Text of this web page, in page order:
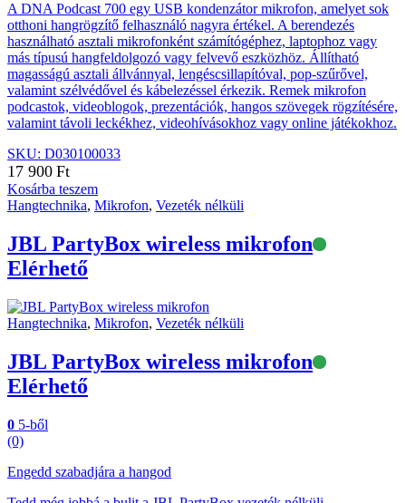
A DNA Podcast 700 egy USB kondenzátor mikrofon, amelyet sok
otthoni hangrögzítő felhasználó nagyra értékel. A berendezés
használható asztali mikrofonként számítógéphez, laptophoz vagy
más típusú hangfeldolgozó vagy felvevő eszközhöz. Állítható
magasságú asztali állvánnyal, lengéscsillapítóval, pop-szűrővel,
valamint szélvédővel és kábelezéssel érkezik. Remek mikrofon
podcastok, videoblogok, prezentációk, hangos szövegek rögzítésére,
valamint távoli leckékhez, videohívásokhoz vagy online játékokhoz.
SKU: D030100033
17 900 Ft
Kosárba teszem
Hangtechnika, Mikrofon, Vezeték nélküli
JBL PartyBox wireless mikrofon
Elérhető
Hangtechnika, Mikrofon, Vezeték nélküli
JBL PartyBox wireless mikrofon
Elérhető
0 5-ből
(0)
Engedd szabadjára a hangod